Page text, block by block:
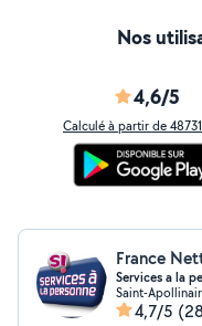
Nos
4,6/5
Calculé à partir de
France
Services a la
Saint-
4,7/5